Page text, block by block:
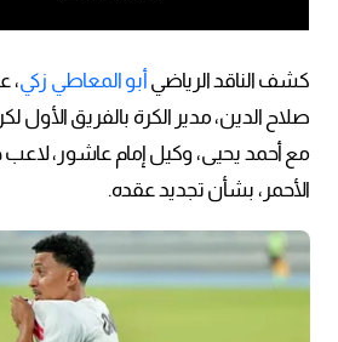
كشف الناقد الرياضيأبو المعاطي زكي،
صلاح الدين، مدير الكرة بالفريق الأول
مع أحمد يحيى، وكيل إمام عاشور،
الأحمر، بشأن تجديد عقده.